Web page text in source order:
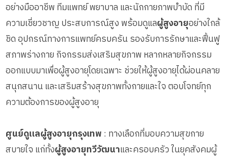
อย่างมืออาชีพ ทีมแพทย์ พยาบาล และนักกายภาพบำบัด ที่มี
ความเชี่ยวชาญ ประสบการณ์สูง พร้อมดูแลผู้สูงอายุอย่างใกล้
ชิด อุปกรณ์ทางการแพทย์ครบครัน รองรับการรักษาและฟื้นฟู
สภาพร่างกาย กิจกรรมส่งเสริมสุขภาพ หลากหลายกิจกรรม
ออกแบบมาเพื่อผู้สูงอายุโดยเฉพาะ ช่วยให้ผู้สูงอายุได้ผ่อนคลาย
สนุกสนาน และเสริมสร้างสุขภาพทั้งกายและใจ ตอบโจทย์ทุก
ความต้องการของผู้สูงอายุ
ศูนย์ดูแลผู้สูงอายุกรุงเทพ : ทางเลือกที่มอบความสุขกาย
สบายใจ แก่ทั้งผู้สูงอายุทวีวัฒนาและครอบครัว ในยุคสังคมผู้